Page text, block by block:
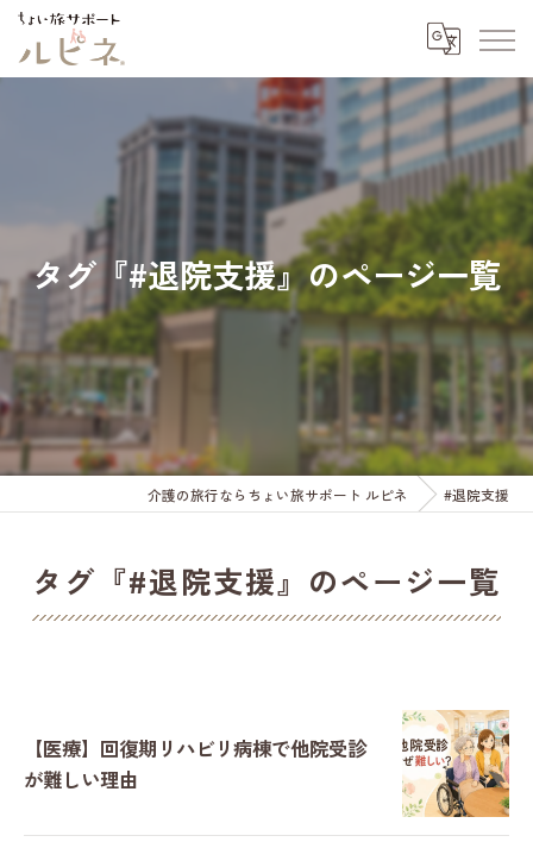
タグ『#退院支援』のページ一覧
介護の旅行ならちょい旅サポート ルピネ #退院支援
タグ『#退院支援』のページ一覧
【医療】回復期リハビリ病棟で他院受診
が難しい理由